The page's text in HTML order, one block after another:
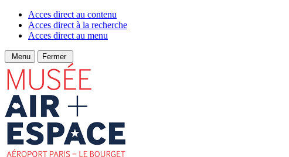
Acces direct au contenu
Acces direct à la recherche
Acces direct au menu
Menu Fermer